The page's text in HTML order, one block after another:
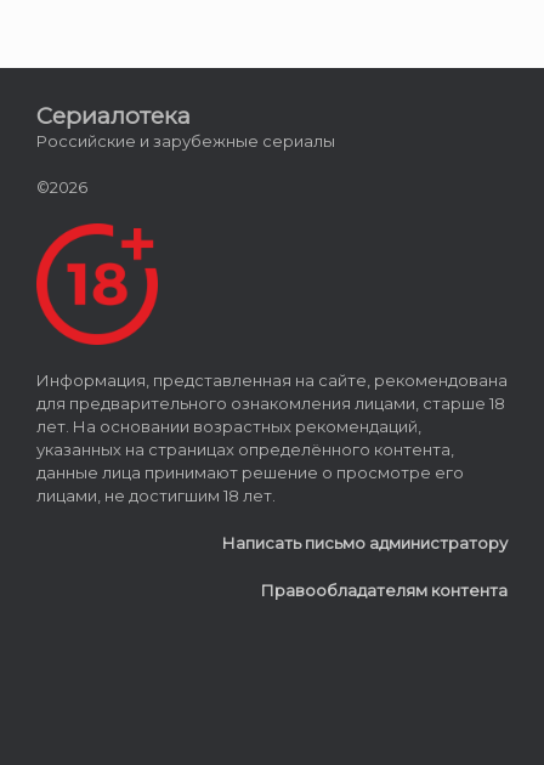
Сериалотека
Российские и зарубежные сериалы
©2026
Информация, представленная на сайте, рекомендована
для предварительного ознакомления лицами, старше 18
лет. На основании возрастных рекомендаций,
указанных на страницах определённого контента,
данные лица принимают решение о просмотре его
лицами, не достигшим 18 лет.
Написать письмо администратору
Правообладателям контента